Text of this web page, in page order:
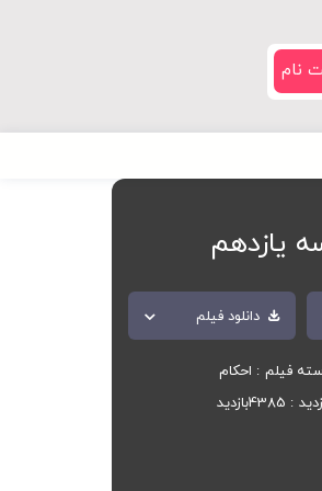
نام
یازدهم
دانلود فیلم
فیلم
احکام
4385بازدید